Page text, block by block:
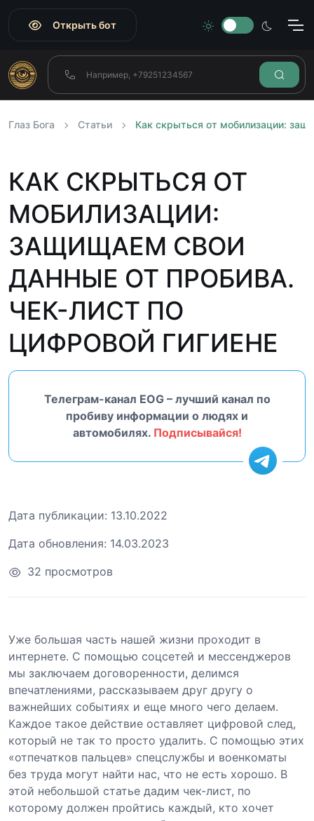
Открыть бот
Глаз Бога Статьи Как скрыться от мобилизации:
КАК СКРЫТЬСЯ ОТ
МОБИЛИЗАЦИИ:
ЗАЩИЩАЕМ СВОИ
ДАННЫЕ ОТ ПРОБИВА.
ЧЕК-ЛИСТ ПО
ЦИФРОВОЙ ГИГИЕНЕ
Телеграм-канал EOG – лучший канал по
пробиву информации о людях и
автомобилях. Подписывайся!
Дата публикации: 13.10.2022
Дата обновления: 14.03.2023
32 просмотров
Уже большая часть нашей жизни проходит в
интернете. С помощью соцсетей и мессенджеров
мы заключаем договоренности, делимся
впечатлениями, рассказываем друг другу о
важнейших событиях и еще много чего делаем.
Каждое такое действие оставляет цифровой след,
который не так то просто удалить. С помощью этих
«отпечатков пальцев» спецслужбы и военкоматы
без труда могут найти нас, что не есть хорошо. В
этой небольшой статье дадим чек-лист, по
которому должен пройтись каждый, кто хочет